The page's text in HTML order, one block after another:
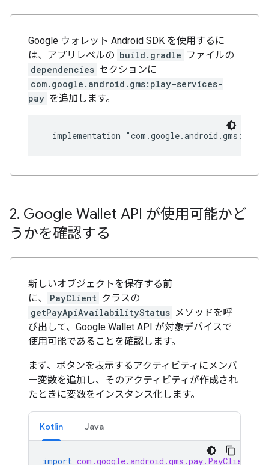
Google ウォレット Android SDK を使用するに
は、アプリレベルの build.gradle ファイルの
dependencies セクションに
com.google.android.gms:play-services-
pay を追加します。
2. Google Wallet API が使用可能かど
うかを確認する
新しいオブジェクトを保存する前
に、
PayClient クラスの
getPayApiAvailabilityStatus メソッドを呼
び出して、Google Wallet API が対象デバイスで
使用可能であることを確認します。
まず、ボタンを表示するアクティビティにメンバ
ー変数を追加し、そのアクティビティが作成され
たときに変数をインスタンス化します。
Kotlin Java
import com.google.android.gms.pay.PayClient